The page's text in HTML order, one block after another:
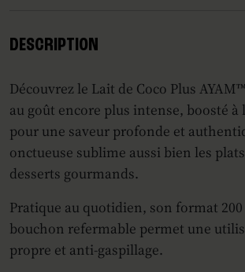
DESCRIPTION
Découvrez le Lait de Coco Plus
au goût encore plus intense, boosté à
pour une saveur profonde et
onctueuse sublime aussi bien les
desserts gourmands.
Pratique au quotidien, son format
bouchon refermable permet une
propre et anti‑gaspillage.